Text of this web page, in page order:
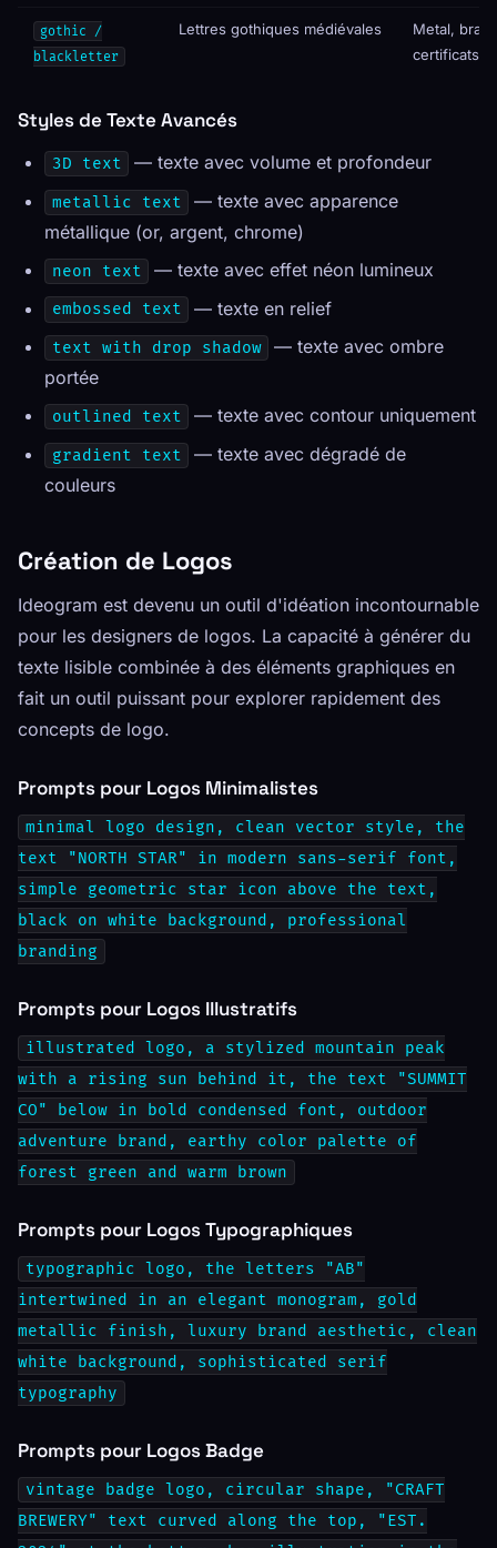
gothic /
blackletter
Lettres gothiques médiévales
Metal,
certificats
Styles de Texte Avancés
3D text — texte avec volume et profondeur
metallic text
— texte avec apparence
métallique (or, argent, chrome)
neon text — texte avec effet néon lumineux
embossed text — texte en relief
text with drop shadow
— texte avec ombre
portée
outlined text — texte avec contour uniquement
gradient text
— texte avec dégradé de
couleurs
Création de Logos
Ideogram est devenu un outil d'idéation incontournable
pour les designers de logos. La capacité à générer du
texte lisible combinée à des éléments graphiques en
fait un outil puissant pour explorer rapidement des
concepts de logo.
Prompts pour Logos Minimalistes
minimal logo design, clean vector style, the
text "NORTH STAR" in modern sans-serif font,
simple geometric star icon above the text,
black on white background, professional
branding
Prompts pour Logos Illustratifs
illustrated logo, a stylized mountain peak
with a rising sun behind it, the text "SUMMIT
CO" below in bold condensed font, outdoor
adventure brand, earthy color palette of
forest green and warm brown
Prompts pour Logos Typographiques
typographic logo, the letters "AB"
intertwined in an elegant monogram, gold
metallic finish, luxury brand aesthetic, clean
white background, sophisticated serif
typography
Prompts pour Logos Badge
vintage badge logo, circular shape, "CRAFT
BREWERY" text curved along the top, "EST.